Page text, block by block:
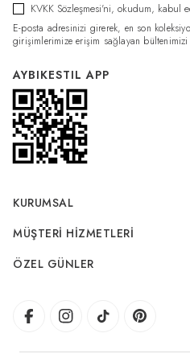
KVKK Sözleşmesi'ni, okudum, kabul
E-posta adresinizi girerek, en son
girişimlerimize erişim sağlayan
AYBIKESTIL APP
KURUMSAL
MÜŞTERI HIZMETLERI
ÖZEL GÜNLER